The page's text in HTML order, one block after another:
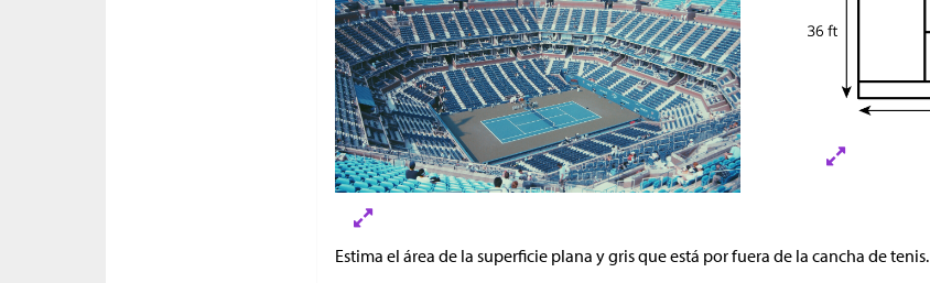
Estima el área de la superficie plana y gris que está por fuera de la cancha de tenis.